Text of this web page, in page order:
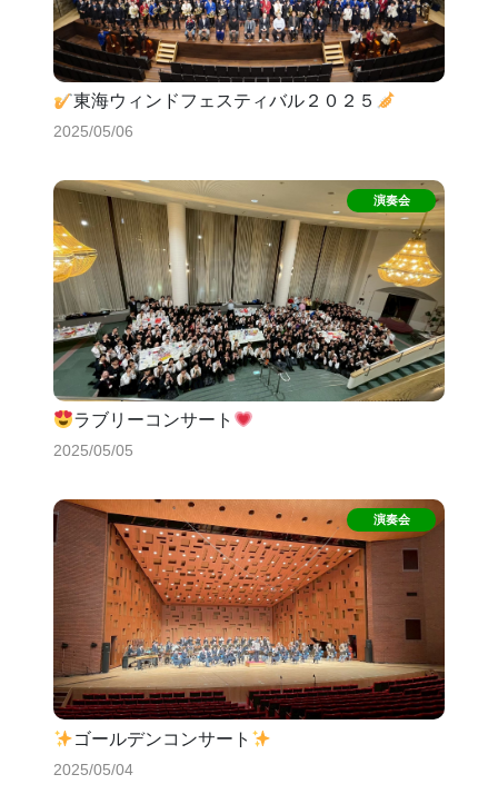
東海ウィンドフェスティバル２０２５
2025/05/06
ラブリーコンサート
2025/05/05
ゴールデンコンサート
2025/05/04